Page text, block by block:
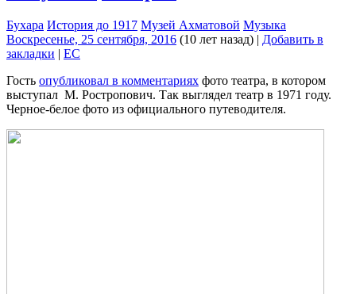
Бухара История до 1917 Музей Ахматовой Музыка
Воскресенье, 25 сентября, 2016 (10 лет назад) | Добавить в
закладки | EC
Гость опубликовал в комментариях фото театра, в котором
выступал М. Ростропович. Так выглядел театр в 1971 году.
Черное-белое фото из официального путеводителя.